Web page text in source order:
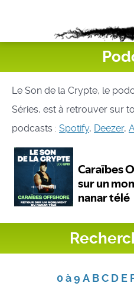
Le Son de la Crypte, le
Séries, est à retrouver sur
podcasts : Spotify, Deezer,
0 à 9 A B C D E